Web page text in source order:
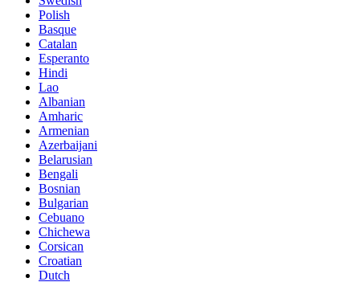
Polish
Basque
Catalan
Esperanto
Hindi
Lao
Albanian
Amharic
Armenian
Azerbaijani
Belarusian
Bengali
Bosnian
Bulgarian
Cebuano
Chichewa
Corsican
Croatian
Dutch